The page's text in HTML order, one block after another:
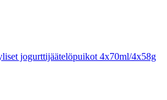
jogurttijäätelöpuikot 4x70ml/4x58g